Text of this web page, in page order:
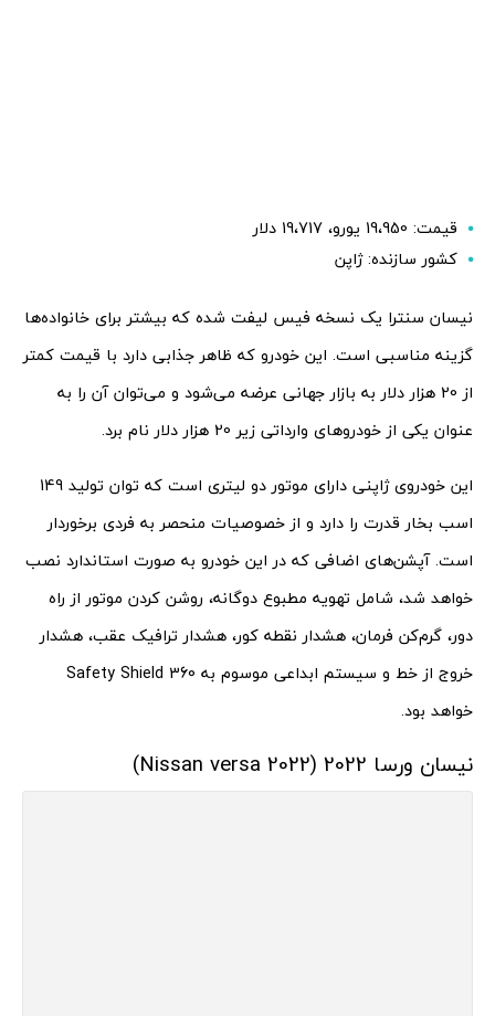
قیمت: 19،950 یورو، 19،717 دلار
کشور سازنده: ژاپن
نیسان سنترا یک نسخه فیس لیفت شده که بیشتر برای خانواده‌ها
گزینه مناسبی است. این خودرو که ظاهر جذابی دارد با قیمت کمتر
از 20 هزار دلار به بازار جهانی عرضه می‌شود و می‌توان آن را به
عنوان یکی از خودروهای وارداتی زیر 20 هزار دلار نام برد.
این خودروی ژاپنی دارای موتور دو لیتری است که توان تولید 149
اسب بخار قدرت را دارد و از خصوصیات منحصر به فردی برخوردار
است. آپشن‌های اضافی که در این خودرو به صورت استاندارد نصب
خواهد شد، شامل تهویه مطبوع دوگانه، روشن کردن موتور از راه
دور، گرم‌کن فرمان، هشدار نقطه کور، هشدار ترافیک عقب، هشدار
خروج از خط و سیستم ابداعی موسوم به Safety Shield 360
خواهد بود.
نیسان ورسا 2022 (Nissan versa 2022)